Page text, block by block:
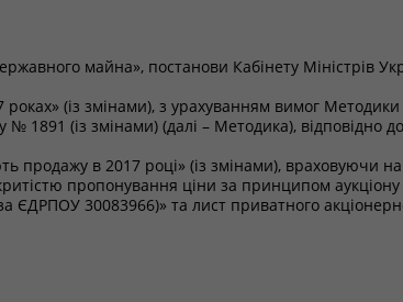
майна», постанови Кабінету Міністрів
(із змінами), з урахуванням вимог
1891 (із змінами) (далі – Методика), відповідно
продажу в 2017 році» (із змінами), враховуючи
пропонування ціни за принципом
ЄДРПОУ 30083966)» та лист приватного